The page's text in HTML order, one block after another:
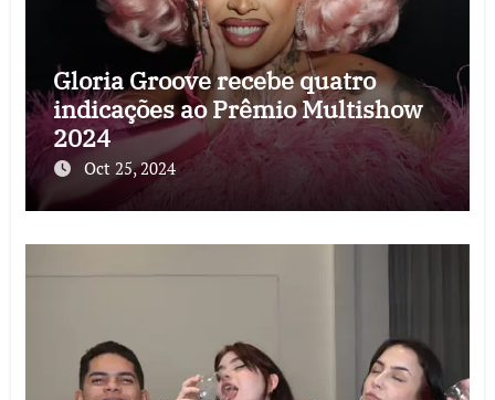
Gloria Groove recebe quatro
indicações ao Prêmio Multishow
2024
Oct 25, 2024